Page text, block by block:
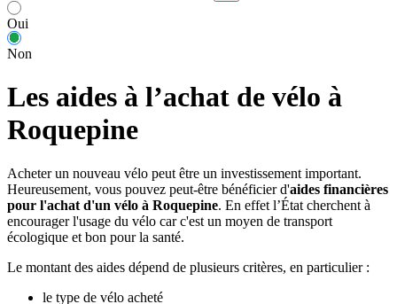
Oui
Non
Les aides à l’achat de vélo à
Roquepine
Acheter un nouveau vélo peut être un investissement important.
Heureusement, vous pouvez peut-être bénéficier d'aides financières
pour l'achat d'un vélo à Roquepine. En effet l’État cherchent à
encourager l'usage du vélo car c'est un moyen de transport
écologique et bon pour la santé.
Le montant des aides dépend de plusieurs critères, en particulier :
le type de vélo acheté